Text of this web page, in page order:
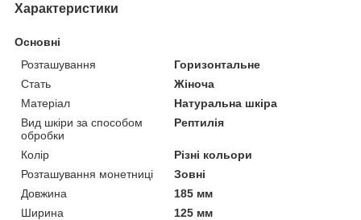
Характеристики
Основні
Розташування
Горизонтальне
Стать
Жіноча
Матеріал
Натуральна шкіра
Вид шкіри за способом
обробки
Рептилія
Колір
Різні кольори
Розташування монетниці
Зовні
Довжина
185 мм
Ширина
125 мм